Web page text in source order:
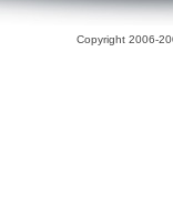
Copyright 2006-